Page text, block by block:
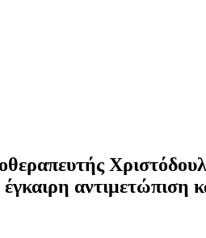
αντιμετώπιση